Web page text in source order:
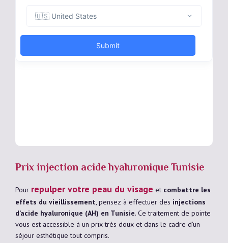
Prix injection acide hyaluronique Tunisie
Pour repulper votre peau du visage et combattre les
effets du vieillissement, pensez à effectuer des injections
d’acide hyaluronique (AH) en Tunisie. Ce traitement de pointe
vous est accessible à un prix très doux et dans le cadre d’un
séjour esthétique tout compris.